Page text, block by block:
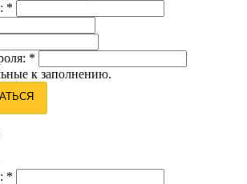
*
*
к заполнению.
*